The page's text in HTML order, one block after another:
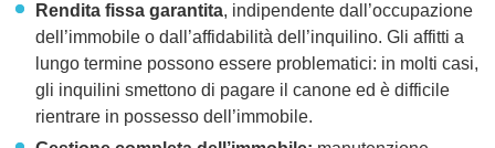
Rendita fissa garantita, indipendente dall’occupazione
dell’immobile o dall’affidabilità dell’inquilino. Gli affitti a
lungo termine possono essere problematici: in molti casi,
gli inquilini smettono di pagare il canone ed è difficile
rientrare in possesso dell’immobile.